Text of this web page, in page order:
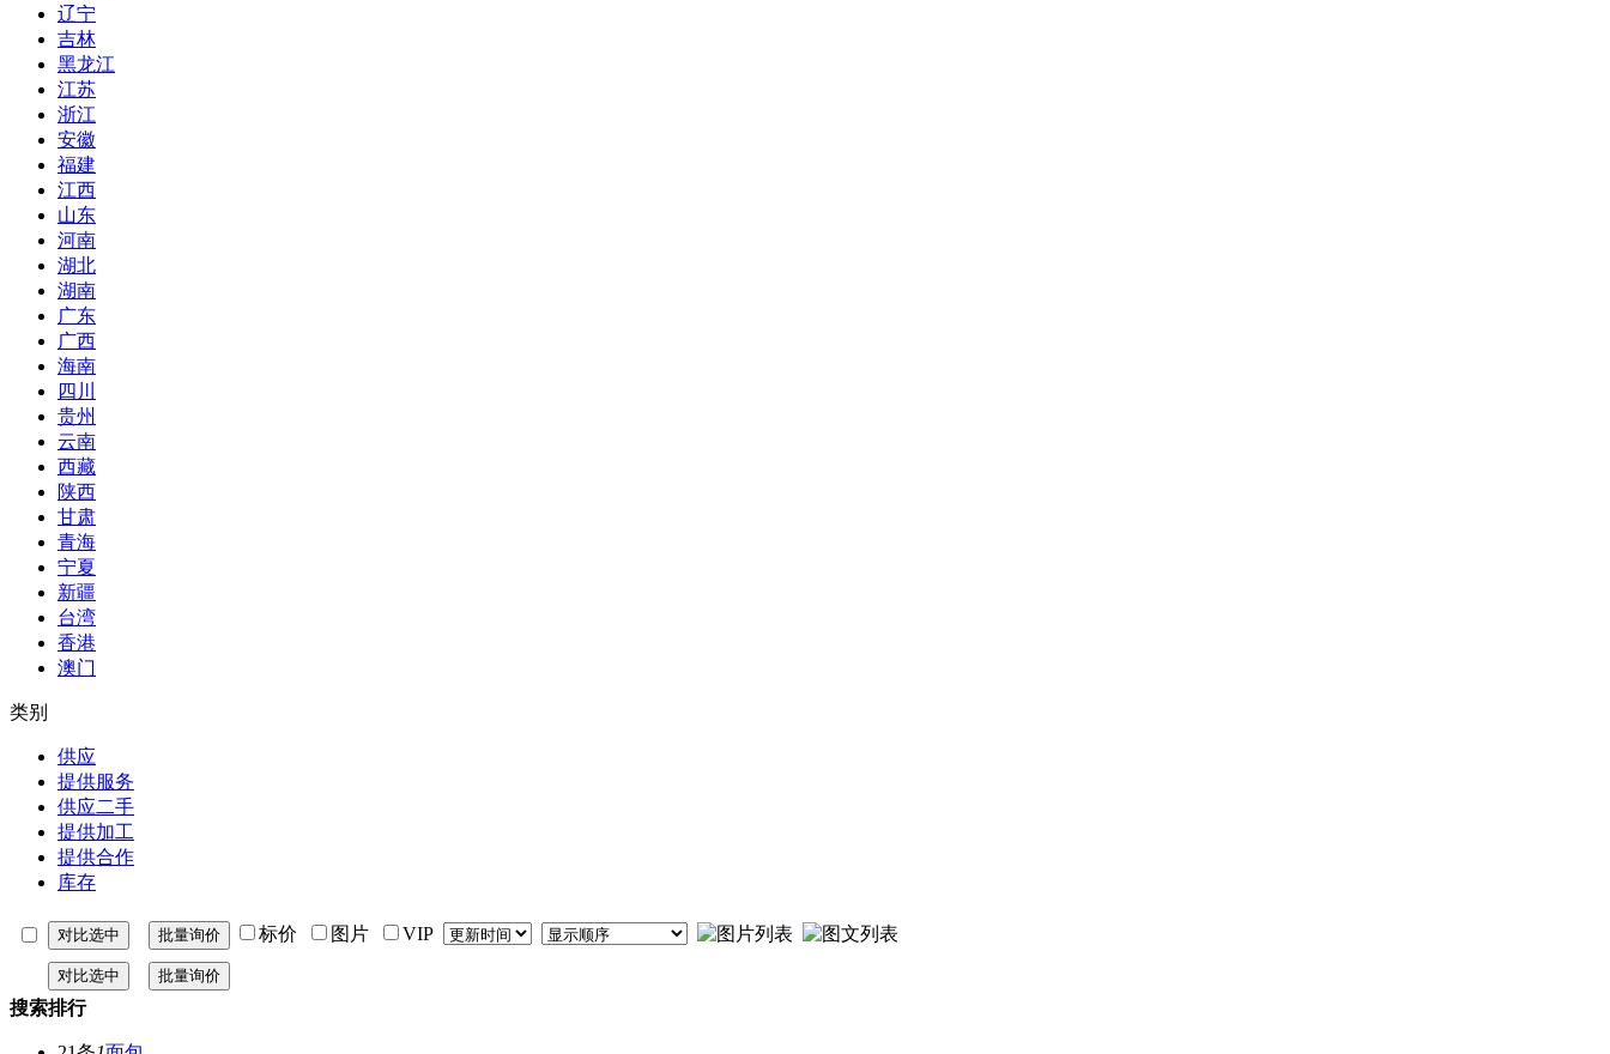
辽宁
吉林
黑龙江
江苏
浙江
安徽
福建
江西
山东
河南
湖北
湖南
广东
广西
海南
四川
贵州
云南
西藏
陕西
甘肃
青海
宁夏
新疆
台湾
香港
澳门
类别
供应
提供服务
供应二手
提供加工
提供合作
库存
标价 图片 VIP
搜索排行